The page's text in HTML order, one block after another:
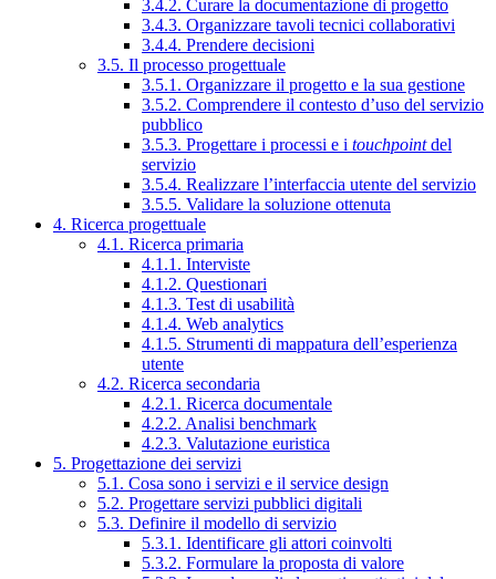
3.4.2. Curare la documentazione di progetto
3.4.3. Organizzare tavoli tecnici collaborativi
3.4.4. Prendere decisioni
3.5. Il processo progettuale
3.5.1. Organizzare il progetto e la sua gestione
3.5.2. Comprendere il contesto d’uso del servizio
pubblico
3.5.3. Progettare i processi e i touchpointdel
servizio
3.5.4. Realizzare l’interfaccia utente del servizio
3.5.5. Validare la soluzione ottenuta
4. Ricerca progettuale
4.1. Ricerca primaria
4.1.1. Interviste
4.1.2. Questionari
4.1.3. Test di usabilità
4.1.4. Web analytics
4.1.5. Strumenti di mappatura dell’esperienza
utente
4.2. Ricerca secondaria
4.2.1. Ricerca documentale
4.2.2. Analisi benchmark
4.2.3. Valutazione euristica
5. Progettazione dei servizi
5.1. Cosa sono i servizi e il service design
5.2. Progettare servizi pubblici digitali
5.3. Definire il modello di servizio
5.3.1. Identificare gli attori coinvolti
5.3.2. Formulare la proposta di valore